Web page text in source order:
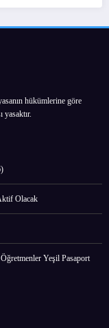
hükümlerine göre
yasaktır.
Olacak
Yeşil Pasaport